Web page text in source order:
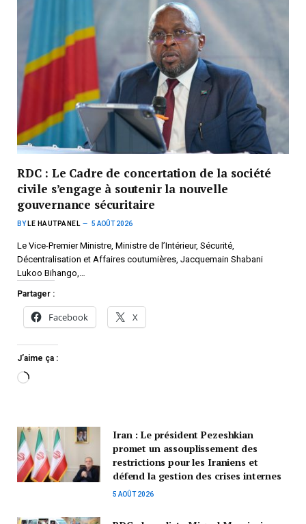
RDC : Le Cadre de concertation de la société
civile s’engage à soutenir la nouvelle
gouvernance sécuritaire
BY LE HAUTPANEL 5 AOÛT 2026
Le Vice-Premier Ministre, Ministre de l’Intérieur, Sécurité,
Décentralisation et Affaires coutumières, Jacquemain Shabani
Lukoo Bihango,…
Partager :
Facebook X
J’aime ça :
Iran : Le président Pezeshkian
promet un assouplissement des
restrictions pour les Iraniens et
défend la gestion des crises internes
5 AOÛT 2026